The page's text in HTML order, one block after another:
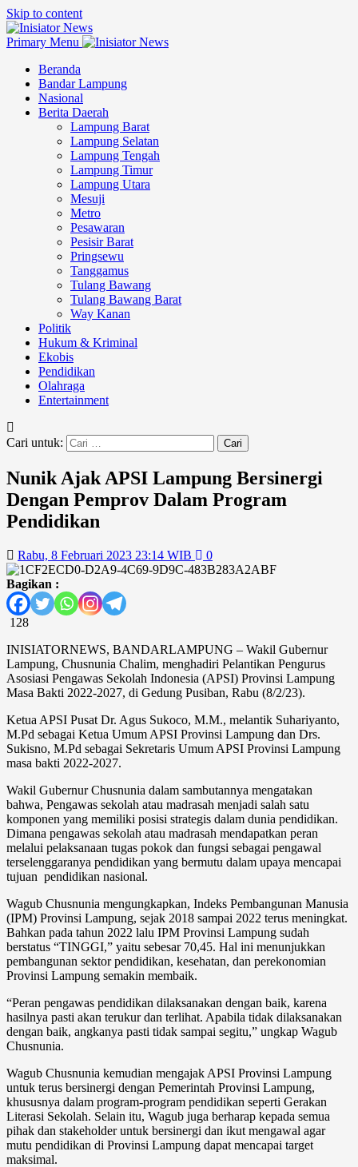
Skip to content
Primary Menu
Beranda
Bandar Lampung
Nasional
Berita Daerah
Lampung Barat
Lampung Selatan
Lampung Tengah
Lampung Timur
Lampung Utara
Mesuji
Metro
Pesawaran
Pesisir Barat
Pringsewu
Tanggamus
Tulang Bawang
Tulang Bawang Barat
Way Kanan
Politik
Hukum & Kriminal
Ekobis
Pendidikan
Olahraga
Entertainment
Cari untuk:
Nunik Ajak APSI Lampung Bersinergi
Dengan Pemprov Dalam Program
Pendidikan
Rabu, 8 Februari 2023 23:14 WIB 0
Bagikan :
128
INISIATORNEWS, BANDARLAMPUNG – Wakil Gubernur
Lampung, Chusnunia Chalim, menghadiri Pelantikan Pengurus
Asosiasi Pengawas Sekolah Indonesia (APSI) Provinsi Lampung
Masa Bakti 2022-2027, di Gedung Pusiban, Rabu (8/2/23).
Ketua APSI Pusat Dr. Agus Sukoco, M.M., melantik Suhariyanto,
M.Pd sebagai Ketua Umum APSI Provinsi Lampung dan Drs.
Sukisno, M.Pd sebagai Sekretaris Umum APSI Provinsi Lampung
masa bakti 2022-2027.
Wakil Gubernur Chusnunia dalam sambutannya mengatakan
bahwa, Pengawas sekolah atau madrasah menjadi salah satu
komponen yang memiliki posisi strategis dalam dunia pendidikan.
Dimana pengawas sekolah atau madrasah mendapatkan peran
melalui pelaksanaan tugas pokok dan fungsi sebagai pengawal
terselenggaranya pendidikan yang bermutu dalam upaya mencapai
tujuan pendidikan nasional.
Wagub Chusnunia mengungkapkan, Indeks Pembangunan Manusia
(IPM) Provinsi Lampung, sejak 2018 sampai 2022 terus meningkat.
Bahkan pada tahun 2022 lalu IPM Provinsi Lampung sudah
berstatus “TINGGI,” yaitu sebesar 70,45. Hal ini menunjukkan
pembangunan sektor pendidikan, kesehatan, dan perekonomian
Provinsi Lampung semakin membaik.
“Peran pengawas pendidikan dilaksanakan dengan baik, karena
hasilnya pasti akan terukur dan terlihat. Apabila tidak dilaksanakan
dengan baik, angkanya pasti tidak sampai segitu,” ungkap Wagub
Chusnunia.
Wagub Chusnunia kemudian mengajak APSI Provinsi Lampung
untuk terus bersinergi dengan Pemerintah Provinsi Lampung,
khususnya dalam program-program pendidikan seperti Gerakan
Literasi Sekolah. Selain itu, Wagub juga berharap kepada semua
pihak dan stakeholder untuk bersinergi dan ikut mengawal agar
mutu pendidikan di Provinsi Lampung dapat mencapai target
maksimal.